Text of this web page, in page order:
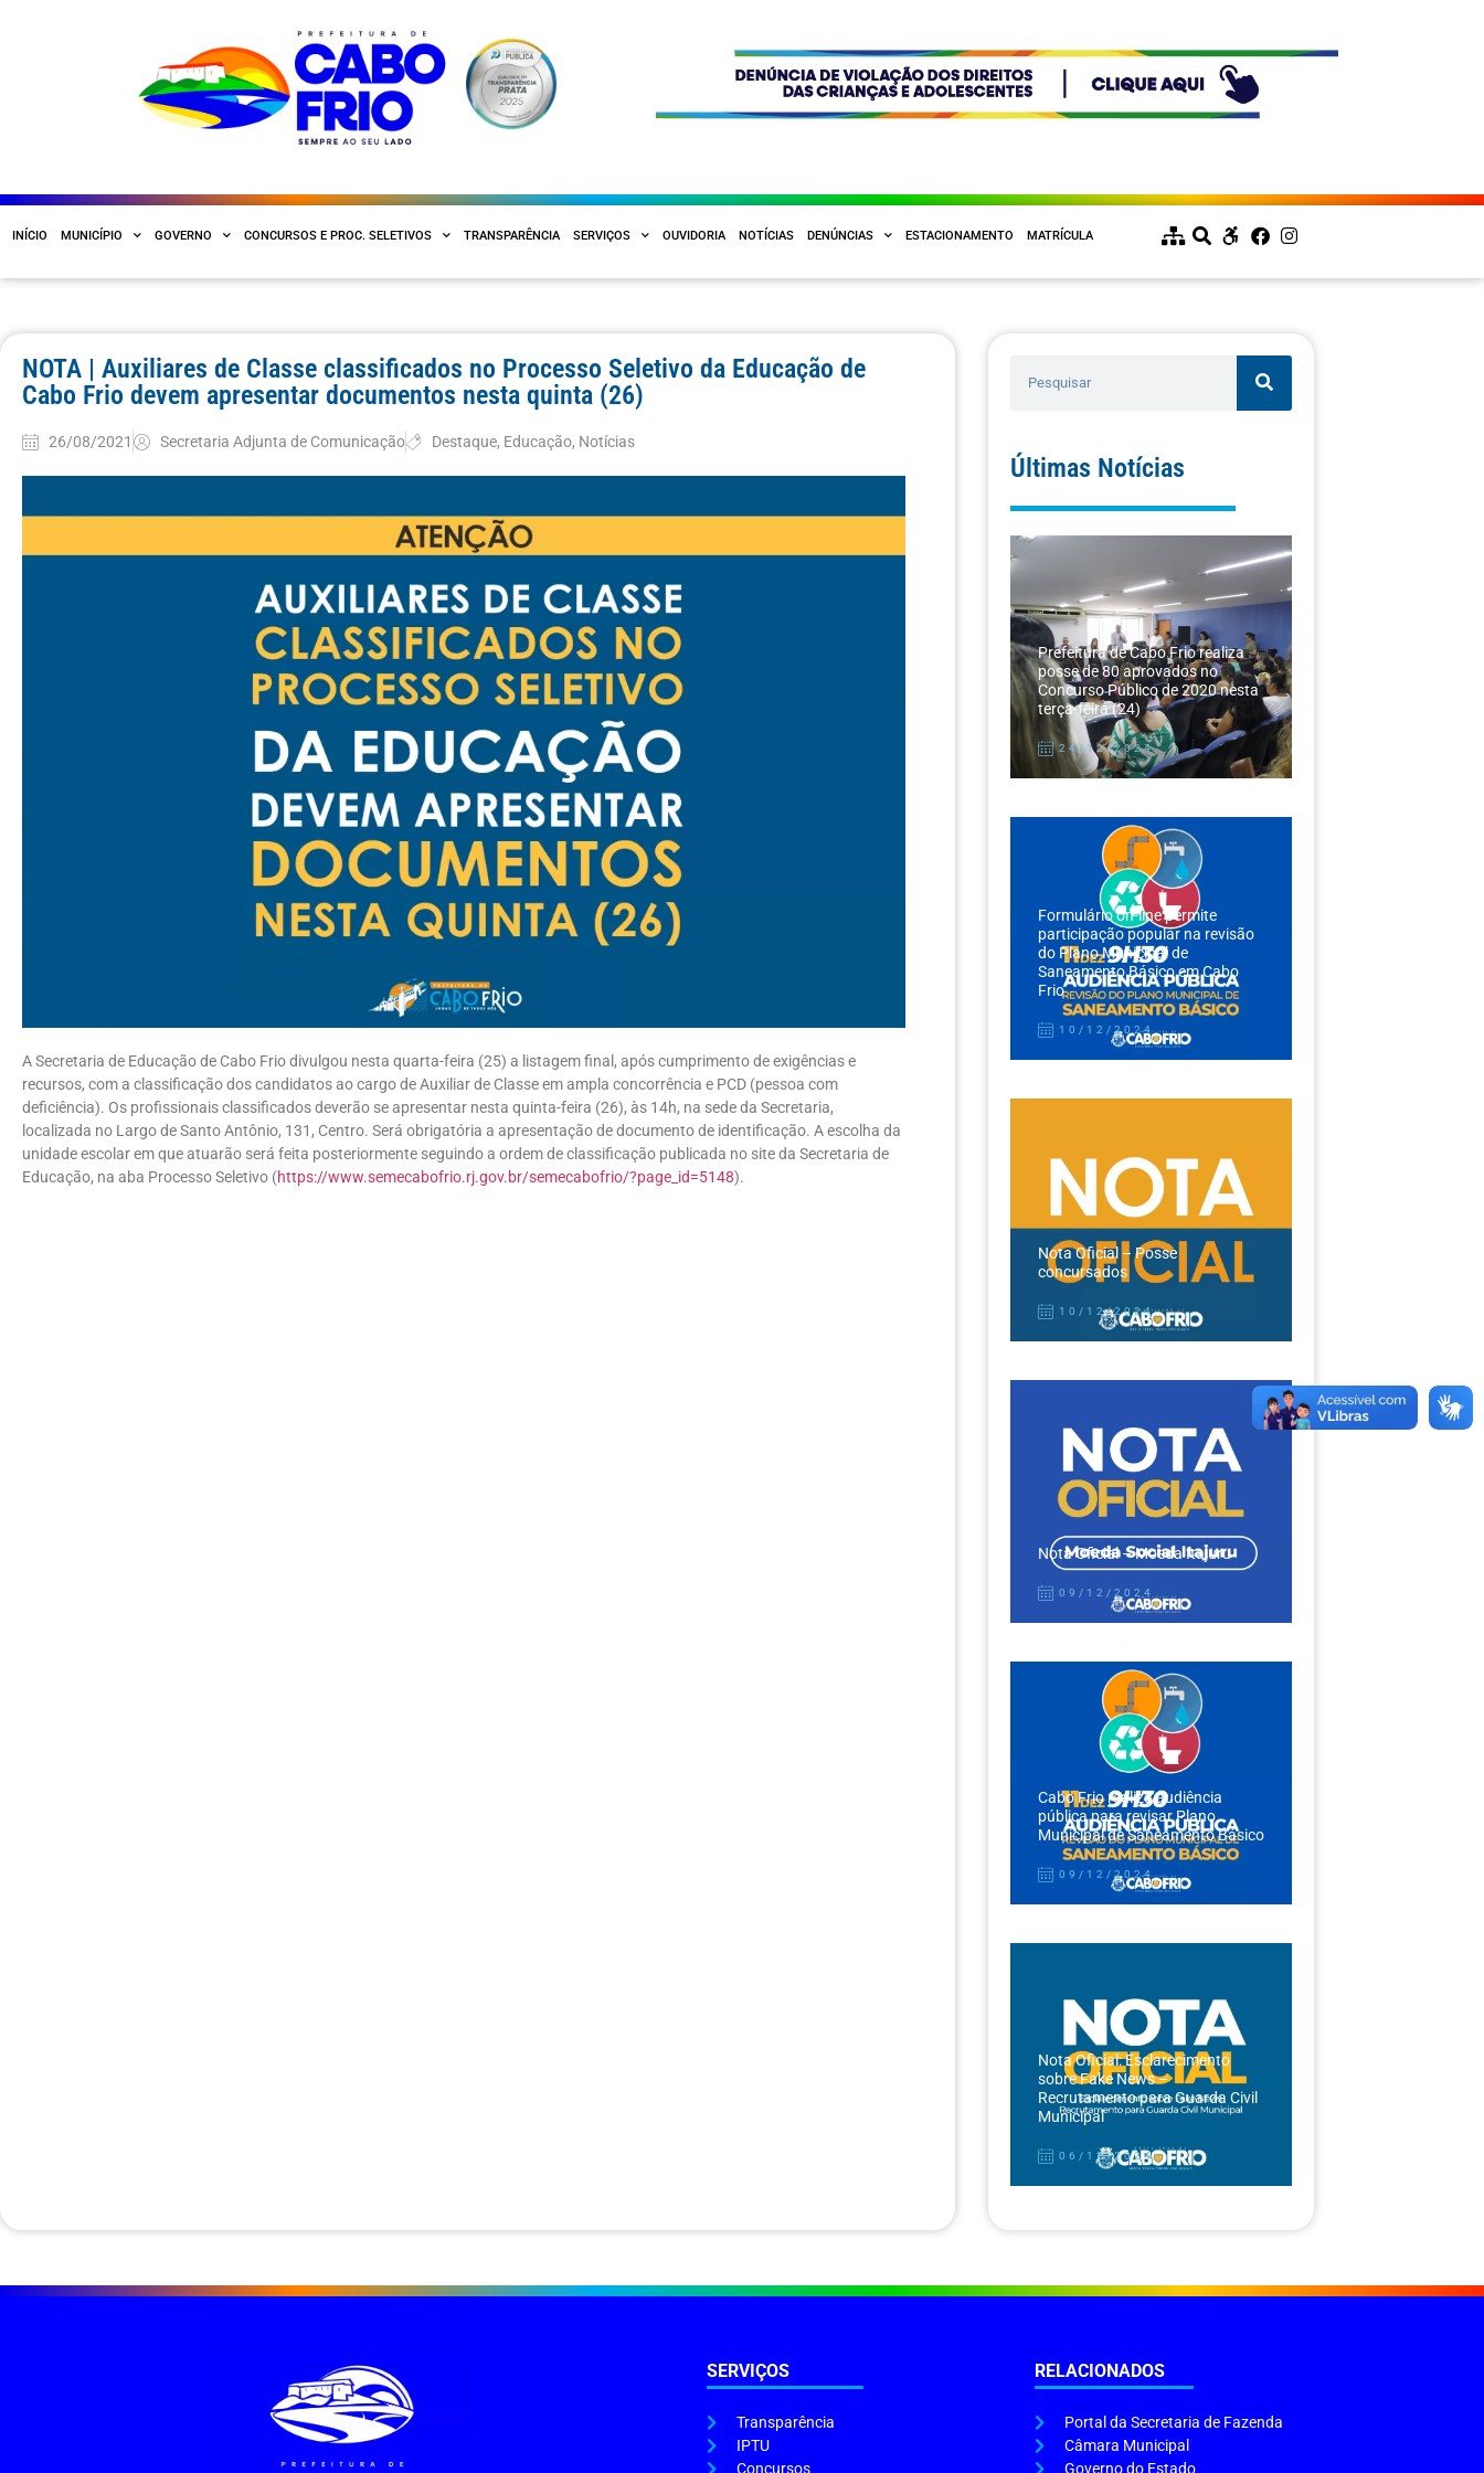
INÍCIO MUNICÍPIO GOVERNO CONCURSOS E PROC. SELETIVOS TRANSPARÊNCIA SERVIÇOS OUVIDORIA NOTÍCIAS DENÚNCIAS ESTACIONAMENTO MATRÍCULA
NOTA | Auxiliares de Classe classificados no Processo Seletivo da Educação de
Cabo Frio devem apresentar documentos nesta quinta (26)
26/08/2021 Secretaria Adjunta de Comunicação Destaque, Educação, Notícias
A Secretaria de Educação de Cabo Frio divulgou nesta quarta-feira (25) a listagem final, após cumprimento de exigências e
recursos, com a classificação dos candidatos ao cargo de Auxiliar de Classe em ampla concorrência e PCD (pessoa com
deficiência). Os profissionais classificados deverão se apresentar nesta quinta-feira (26), às 14h, na sede da Secretaria,
localizada no Largo de Santo Antônio, 131, Centro. Será obrigatória a apresentação de documento de identificação. A escolha da
unidade escolar em que atuarão será feita posteriormente seguindo a ordem de classificação publicada no site da Secretaria de
Educação, na aba Processo Seletivo (https://www.semecabofrio.rj.gov.br/semecabofrio/?page_id=5148).
Últimas Notícias
Prefeitura de Cabo Frio realiza
posse de 80 aprovados no
Concurso Público de 2020 nesta
terça-feira (24)
24/12/2024
Formulário on-line permite
participação popular na revisão
do Plano Municipal de
Saneamento Básico em Cabo
Frio
10/12/2024
Nota Oficial – Posse
concursados
10/12/2024
Nota Oficial – Moeda Itajuru
09/12/2024
Cabo Frio realiza audiência
pública para revisar Plano
Municipal de Saneamento Básico
09/12/2024
Nota Oficial: Esclarecimento
sobre Fake News –
Recrutamento para Guarda Civil
Municipal
06/12/2024
SERVIÇOS
Transparência
IPTU
Concursos
RELACIONADOS
Portal da Secretaria de Fazenda
Câmara Municipal
Governo do Estado